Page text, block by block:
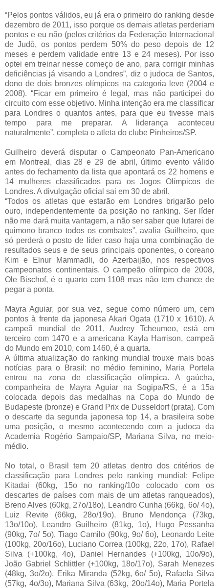
“Pelos pontos válidos, eu já era o primeiro do ranking desde
dezembro de 2011, isso porque os demais atletas perderiam
pontos e eu não (pelos critérios da Federação Internacional
de Judô, os pontos perdem 50% do peso depois de 12
meses e perdem validade entre 13 e 24 meses). Por isso
optei em treinar nesse começo de ano, para corrigir minhas
deficiências já visando a Londres”, diz o judoca de Santos,
dono de dois bronzes olímpicos na categoria leve (2004 e
2008). “Ficar em primeiro é legal, mas não participei do
circuito com esse objetivo. Minha intenção era me classificar
para Londres o quantos antes, para que eu tivesse mais
tempo para me preparar. A liderança aconteceu
naturalmente”, completa o atleta do clube Pinheiros/SP.
Guilheiro deverá disputar o Campeonato Pan-Americano
em Montreal, dias 28 e 29 de abril, último evento válido
antes do fechamento da lista que apontará os 22 homens e
14 mulheres classificados para os Jogos Olímpicos de
Londres. A divulgação oficial sai em 30 de abril.
“Todos os atletas que estarão em Londres brigarão pelo
ouro, independentemente da posição no ranking. Ser líder
não me dará muita vantagem, a não ser saber que lutarei de
quimono branco todos os combates”, avalia Guilheiro, que
só perderá o posto de líder caso haja uma combinação de
resultados seus e de seus principais oponentes, o coreano
Kim e Elnur Mammadli, do Azerbaijão, nos respectivos
campeonatos continentais. O campeão olímpico de 2008,
Ole Bischof, é o quarto com 1108 mas não tem chance de
pegar a ponta.
Mayra Aguiar, por sua vez, segue como número um, cem
pontos à frente da japonesa Akari Ogata (1710 x 1610). A
campeã mundial de 2011, Audrey Tcheumeo, está em
terceiro com 1470 e a americana Kayla Harrison, campeã
do Mundo em 2010, com 1460, é a quarta.
A última atualização do ranking mundial trouxe mais boas
notícias para o Brasil: no médio feminino, Maria Portela
entrou na zona de classificação olímpica. A gaúcha,
companheira de Mayra Aguiar na Sogipa/RS, é a 15a
colocada depois das medalhas na Copa do Mundo de
Budapeste (bronze) e Grand Prix de Dusseldorf (prata). Com
o descarte da segunda japonesa top 14, a brasileira sobe
uma posição, o mesmo acontecendo com a judoca da
Academia Rogério Sampaio/SP, Mariana Silva, no meio-
médio.
No total, o Brasil tem 20 atletas dentro dos critérios de
classificação para Londres pelo ranking mundial: Felipe
Kitadai (60kg, 15o no ranking/10o colocado com os
descartes de países com mais de um atletas ranqueados),
Breno Alves (60kg, 27o/18o), Leandro Cunha (66kg, 6o/ 4o),
Luiz Revite (66kg, 28o/19o), Bruno Mendonça (73kg,
13o/10o), Leandro Guilheiro (81kg, 1o), Hugo Pessanha
(90kg, 7o/ 5o), Tiago Camilo (90kg, 9o/ 6o), Leonardo Leite
(100kg, 20o/16o), Luciano Correa (100kg, 22o, 17o), Rafael
Silva (+100kg, 4o), Daniel Hernandes (+100kg, 10o/9o),
João Gabriel Schlittler (+100kg, 18o/17o), Sarah Menezes
(48kg, 3o/2o), Erika Miranda (52kg, 6o/ 5o), Rafaela Silva
(57kg, 4o/3o), Mariana Silva (63kg, 20o/14o), Maria Portela